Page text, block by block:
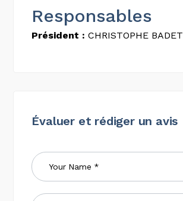
Responsables
Président : CHRISTOPHE BADET
Évaluer et rédiger un avis